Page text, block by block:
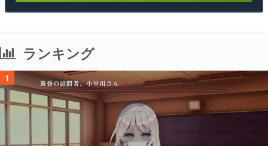
ランキング
1